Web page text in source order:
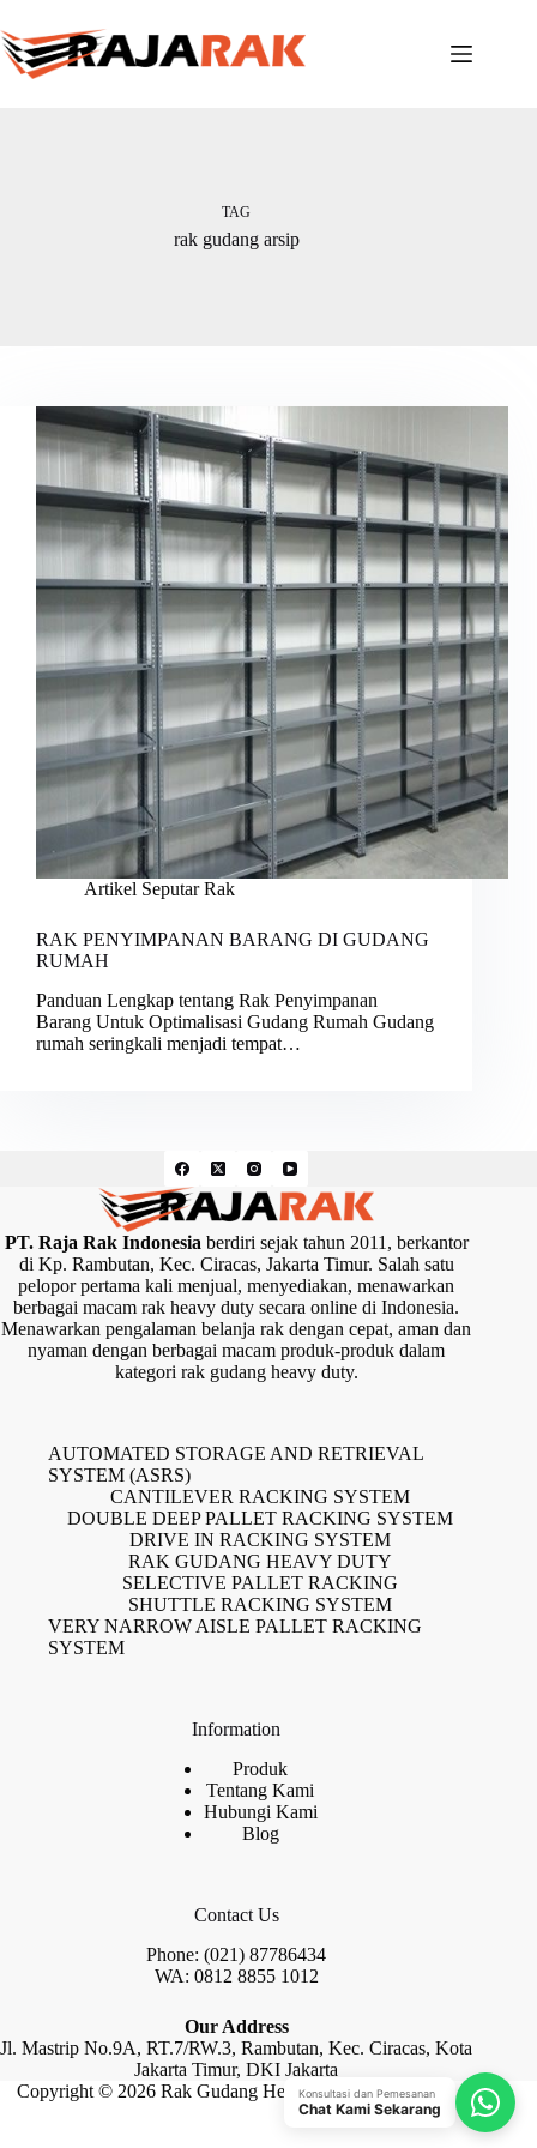
to
content
TAG
rak gudang arsip
Artikel Seputar Rak
RAK PENYIMPANAN BARANG DI GUDANG
RUMAH
Panduan Lengkap tentang Rak Penyimpanan
Barang Untuk Optimalisasi Gudang Rumah Gudang
rumah seringkali menjadi tempat…
PT. Raja Rak Indonesiaberdiri sejak tahun 2011, berkantor
di Kp. Rambutan, Kec. Ciracas, Jakarta Timur. Salah satu
pelopor pertama kali menjual, menyediakan, menawarkan
berbagai macam rak heavy duty secara online di Indonesia.
Menawarkan pengalaman belanja rak dengan cepat, aman dan
nyaman dengan berbagai macam produk-produk dalam
kategori rak gudang heavy duty.
AUTOMATED STORAGE AND RETRIEVAL
SYSTEM (ASRS)
CANTILEVER RACKING SYSTEM
DOUBLE DEEP PALLET RACKING SYSTEM
DRIVE IN RACKING SYSTEM
RAK GUDANG HEAVY DUTY
SELECTIVE PALLET RACKING
SHUTTLE RACKING SYSTEM
VERY NARROW AISLE PALLET RACKING
SYSTEM
Information
Produk
Tentang Kami
Hubungi Kami
Blog
Contact Us
Phone: (021) 87786434
WA: 0812 8855 1012
Our Address
Jl. Mastrip No.9A, RT.7/RW.3, Rambutan, Kec. Ciracas, Kota
Jakarta Timur, DKI Jakarta
Copyright © 2026 Rak Gudang Heayy Duty by Raja Rak
Konsultasi dan Pemesanan
Chat Kami Sekarang